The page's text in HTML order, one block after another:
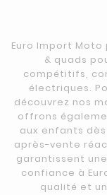
Euro Import
& quads
compétitifs,
électriques.
découvrez nos
offrons
aux enfants
après-vente
garantissent
confiance à
qualité et